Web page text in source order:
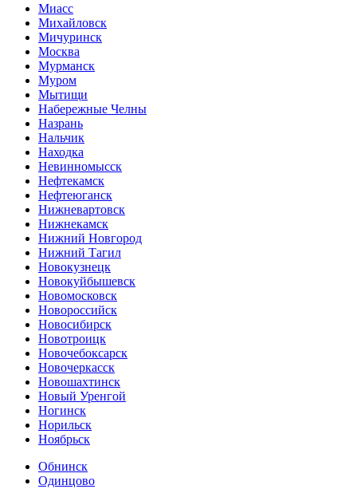
Миасс
Михайловск
Мичуринск
Москва
Мурманск
Муром
Мытищи
Набережные Челны
Назрань
Нальчик
Находка
Невинномысск
Нефтекамск
Нефтеюганск
Нижневартовск
Нижнекамск
Нижний Новгород
Нижний Тагил
Новокузнецк
Новокуйбышевск
Новомосковск
Новороссийск
Новосибирск
Новотроицк
Новочебоксарск
Новочеркасск
Новошахтинск
Новый Уренгой
Ногинск
Норильск
Ноябрьск
Обнинск
Одинцово